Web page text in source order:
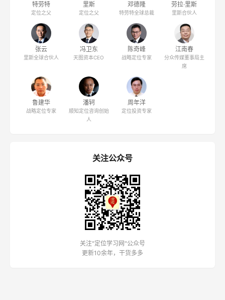
特劳特
定位之父
里斯
定位之父
邓德隆
特劳特全球总裁
劳拉·里斯
里斯合伙人
张云
里斯全球合伙人
冯卫东
天图资本CEO
陈奇峰
战略定位专家
江南春
分众传媒董事局主
席
鲁建华
战略定位专家
潘轲
顺知定位咨询创始
人
周年洋
定位投资专家
关注公众号
关注"定位学习网"公众号
更新10余年，干货多多